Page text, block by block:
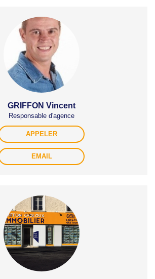
GRIFFON Vincent
Responsable d'agence
APPELER
EMAIL